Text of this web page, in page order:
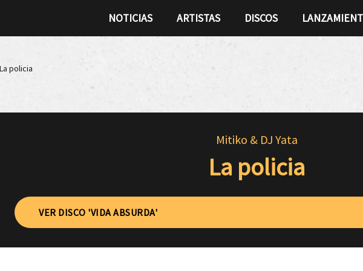
NOTICIAS ARTISTAS DISCOS
La policia
Mitiko & DJ Yata
La policia
VER DISCO 'VIDA ABSURDA'